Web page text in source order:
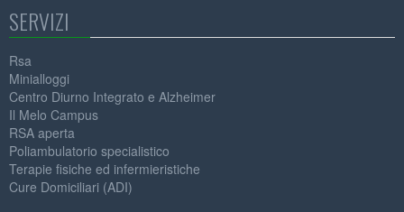
SERVIZI
Rsa
Minialloggi
Centro Diurno Integrato e Alzheimer
Il Melo Campus
RSA aperta
Poliambulatorio specialistico
Terapie fisiche ed infermieristiche
Cure Domiciliari (ADI)